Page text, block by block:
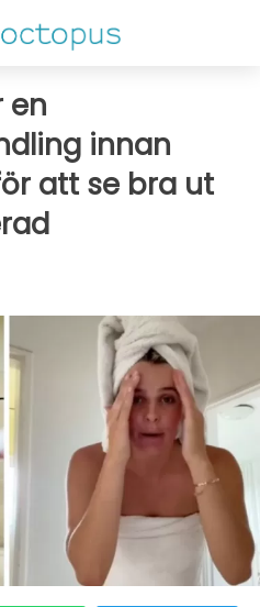
en
innan
att se bra ut